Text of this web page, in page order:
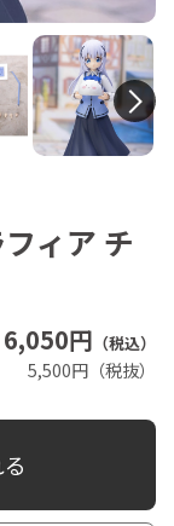
ィア チ
6,050円 （税込）
5,500円（税抜）